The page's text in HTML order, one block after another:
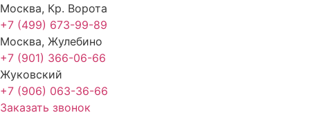
Москва, Кр. Ворота
+7 (499) 673-99-89
Москва, Жулебино
+7 (901) 366-06-66
Жуковский
+7 (906) 063-36-66
Заказать звонок